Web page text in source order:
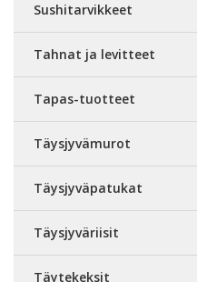
Sushitarvikkeet
Tahnat ja levitteet
Tapas-tuotteet
Täysjyvämurot
Täysjyväpatukat
Täysjyväriisit
Täytekeksit